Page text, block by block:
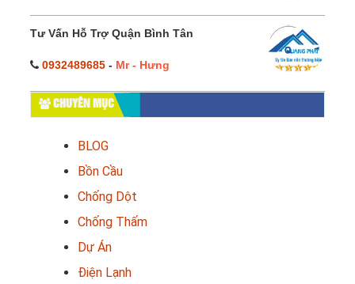
Tư Vấn Hỗ Trợ Quận Bình Tân
0932489685 - Mr - Hưng
CHUYÊN MỤC
BLOG
Bồn Cầu
Chống Dột
Chống Thấm
Dự Án
Điện Lạnh